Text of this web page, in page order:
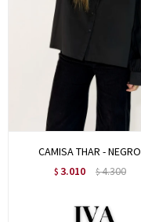
CAMISA THAR - NEGRO
$ 3.010 $4.300